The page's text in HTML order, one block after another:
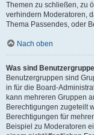
Themen zu schließen, zu
verhindern Moderatoren,
Thema Passendes, oder
Nach oben
Was sind
Benutzergruppen sind
in für die Board-
kann mehreren Gruppen
Berechtigungen zugeteilt
Berechtigungen für
Beispiel zu Moderatoren